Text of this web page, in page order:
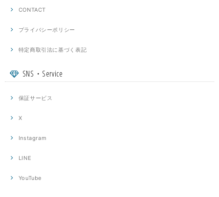
CONTACT
プライバシーポリシー
特定商取引法に基づく表記
SNS・Service
保証サービス
X
Instagram
LINE
YouTube